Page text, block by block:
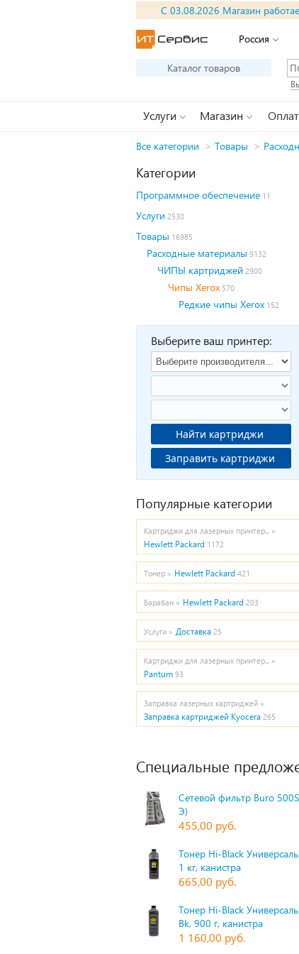
С 03.08.2026 Магазин
Россия
Каталог товаров
Услуги Магазин
Все категории > Товары >
Категории
Программное обеспечение 11
Услуги 2530
Товары 16985
Расходные материалы 9132
ЧИПЫ картриджей 2900
Чипы Xerox 570
Редкие чипы Xerox 152
Выберите ваш принтер:
Найти картриджи
Заправить картриджи
Популярные категории
Картриджи для лазерных принтер... »
Hewlett Packard 1172
Тонер » Hewlett Packard 421
Барабан » Hewlett Packard 203
Услуги » Доставка 25
Картриджи для лазерных принтер... »
Pantum 93
Заправка лазерных картриджей »
Заправка картриджей Kyocera 265
Специальные
Сетевой фильтр Buro
Э)
455,00 руб.
Тонер Hi-Black
1 кг, канистра
665,00 руб.
Тонер Hi-Black
Bk, 900 г, канистра
1 160,00 руб.